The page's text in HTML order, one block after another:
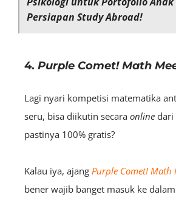
Persiapan Study Abroad!
4. Purple Comet! Math
Lagi nyari kompetisi matematika
seru, bisa diikutin secara online dari
pastinya 100% gratis?
Kalau iya, ajang Purple Comet! Math
bener wajib banget masuk ke